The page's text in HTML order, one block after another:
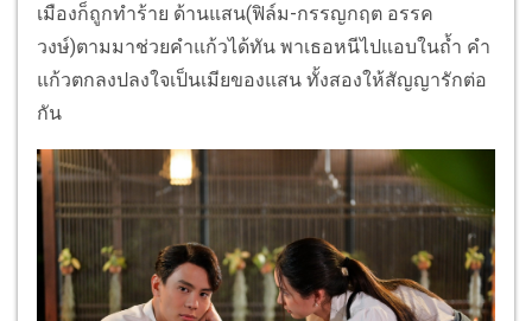
เมืองก็ถูกทำร้าย ด้านแสน(ฟิล์ม-กรรญกฤต อรรค
วงษ์)ตามมาช่วยคำแก้วได้ทัน พาเธอหนีไปแอบในถ้ำ คำ
แก้วตกลงปลงใจเป็นเมียของแสน ทั้งสองให้สัญญารักต่อ
กัน